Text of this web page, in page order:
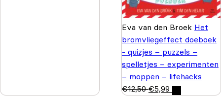
Eva van den Broek Het
bromvliegeffect doeboek
- quizjes – puzzels –
spelletjes – experimenten
– moppen – lifehacks
€12,50 €5,99